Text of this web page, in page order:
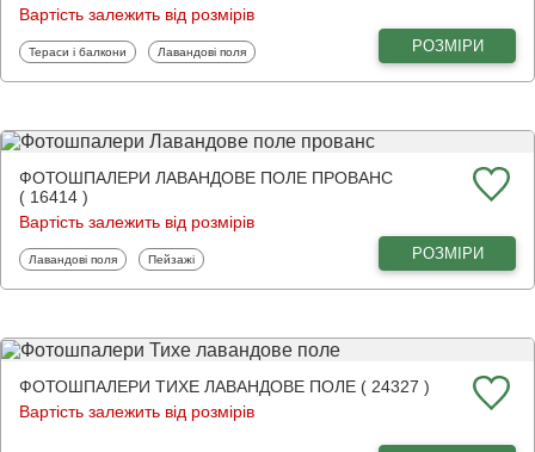
Вартість залежить від розмірів
Фотошпалери
Тераси і балкони Фотошпалери
Лавандові поля РОЗМІРИ
ФОТОШПАЛЕРИ ЛАВАНДОВЕ ПОЛЕ ПРОВАНС
( 16414 )
Вартість залежить від розмірів
Фотошпалери
Лавандові поля Фотошпалери
Пейзажі РОЗМІРИ
ФОТОШПАЛЕРИ ТИХЕ ЛАВАНДОВЕ ПОЛЕ ( 24327 )
Вартість залежить від розмірів